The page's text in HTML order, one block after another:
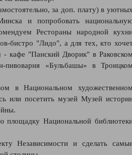
за доп. плату) в
и попробовать
Рестораны народной
бистро "Лидо", а для тех, кто
- кафе "Панский Дворик" в
пивоварня «Бульбашы» в
в Национальном
или посетить музей Музей
площадку Национальной
Независимости и сделать